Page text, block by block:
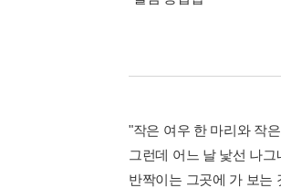
"작은 여우 한 마리와 작
그런데 어느 날 낯선 나
반짝이는 그곳에 가 보는